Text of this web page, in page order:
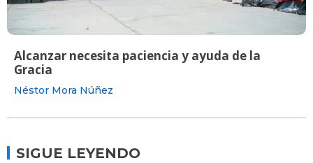
Alcanzar necesita paciencia y ayuda de la
Gracia
Néstor Mora Núñez
SIGUE LEYENDO